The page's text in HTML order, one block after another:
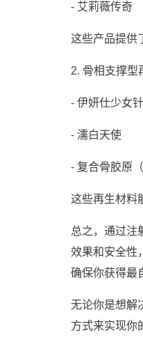
- 艾莉薇传奇
这些产品提供
2. 骨相支撑型
- 伊妍仕少女针
- 濡白天使
- 复合骨胶原
这些再生材料
总之，通过注
效果和安全性
确保你获得最
无论你是想解
方式来实现你